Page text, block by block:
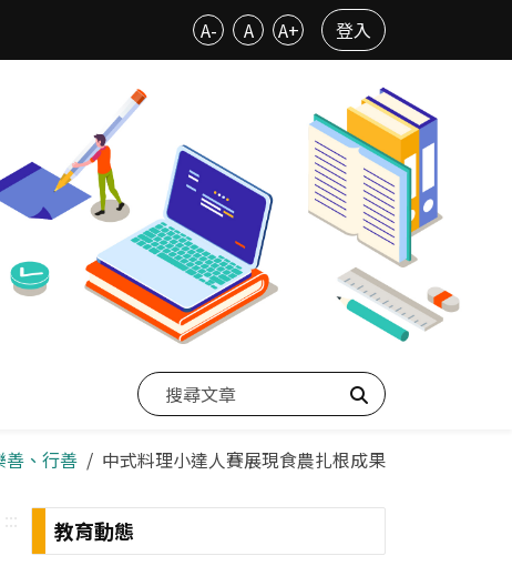
A- A A+ 登入
搜尋
善、行善 中式料理小達人賽展現食農扎根成果
::: 教育動態